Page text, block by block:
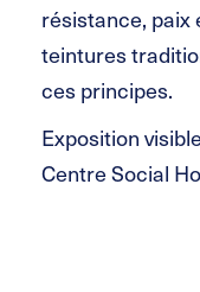
résistance, paix
teintures
ces principes.
Exposition
Centre Social